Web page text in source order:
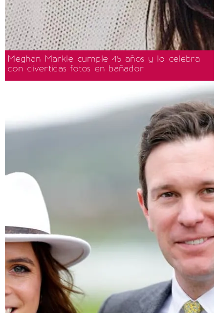
Meghan Markle cumple 45 años y lo celebra
con divertidas fotos en bañador